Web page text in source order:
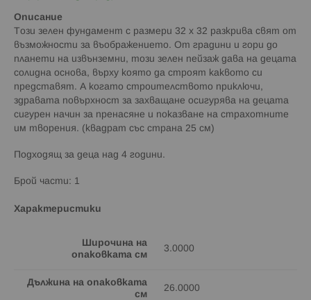
Описание
Този зелен фундамент с размери 32 x 32 разкрива свят от
възможности за въображението. От градини и гори до
планети на извънземни, този зелен пейзаж дава на децата
солидна основа, върху която да строят каквото си
представят. А когато строителството приключи,
здравата повърхност за захващане осигурява на децата
сигурен начин за пренасяне и показване на страхотните
им творения. (квадрат със страна 25 см)
Подходящ за деца над 4 години.
Брой части: 1
Характеристики
Широчина на
опаковката см
3.0000
Дължина на опаковката
см
26.0000